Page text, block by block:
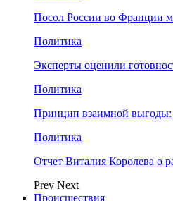
Посол России во Франции
Политика
Эксперты оценили
Политика
Принцип взаимной выгоды:
Политика
Отчет Виталия Королева о
Prev Next
Происшествия